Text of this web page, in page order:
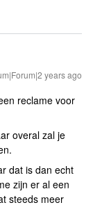
years ago
reclame voor
overal zal je
dat is dan echt
zijn er al een
steeds meer